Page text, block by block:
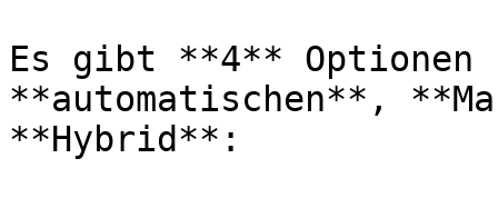
Es gibt **4** Optionen
**automatischen**,
**Hybrid**: